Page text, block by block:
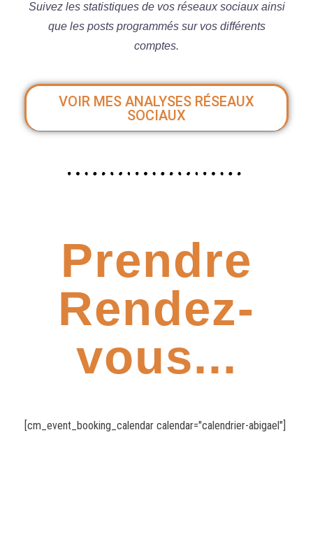
Suivez les statistiques de vos réseaux sociaux ainsi
que les posts programmés sur vos différents
comptes.
VOIR MES ANALYSES RÉSEAUX
SOCIAUX
Prendre
Rendez-
vous...
[cm_event_booking_calendar calendar="calendrier-abigael"]